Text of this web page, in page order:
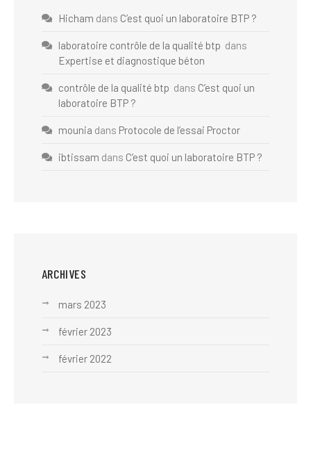
Hicham dans C’est quoi un laboratoire BTP ?
laboratoire contrôle de la qualité btp dans
Expertise et diagnostique béton
contrôle de la qualité btp dans C’est quoi un
laboratoire BTP ?
mounia dans Protocole de l’essai Proctor
ibtissam dans C’est quoi un laboratoire BTP ?
ARCHIVES
mars 2023
février 2023
février 2022